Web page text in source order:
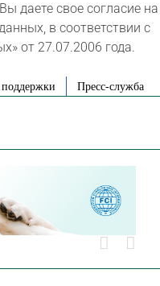
даете свое согласие на
в соответствии с
от 27.07.2006 года.
Пресс-служба